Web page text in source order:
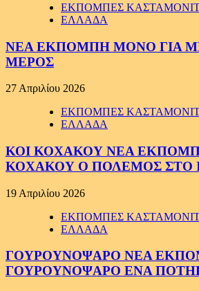
ΕΚΠΟΜΠΕΣ
ΕΛΛΑΔΑ
ΝΕΑ ΕΚΠΟΜΠΗ ΜΟΝΟ ΓΙΑ
ΜΕΡΟΣ
27 Απριλίου 2026
ΕΚΠΟΜΠΕΣ
ΕΛΛΑΔΑ
ΚΟΙ ΚΟΧΑΚΟΥ ΝΕΑ
ΚΟΧΑΚΟΥ Ο ΠΟΛΕΜΟΣ ΣΤΟ
19 Απριλίου 2026
ΕΚΠΟΜΠΕΣ
ΕΛΛΑΔΑ
ΓΟΥΡΟΥΝΟΨΑΡΟ ΝΕΑ
ΓΟΥΡΟΥΝΟΨΑΡΟ ΕΝΑ